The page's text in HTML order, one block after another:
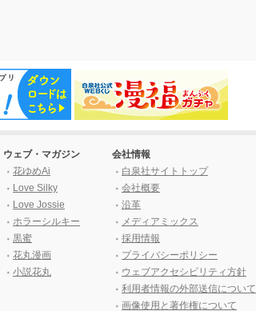
ウェブ・マガジン
花ゆめAi
Love Silky
Love Jossie
ホラーシルキー
黒蜜
花丸漫画
小説花丸
会社情報
白泉社サイトトップ
会社概要
沿革
メディアミックス
採用情報
プライバシーポリシー
ウェブアクセシビリティ方針
利用者情報の外部送信について
画像使用と著作権について